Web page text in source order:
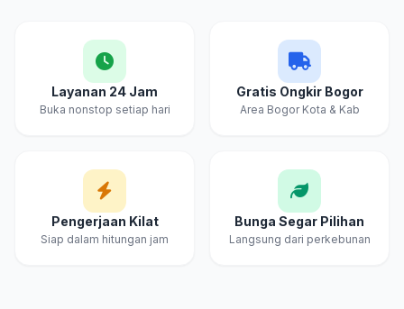
Layanan 24 Jam
Buka nonstop setiap hari
Gratis Ongkir Bogor
Area Bogor Kota & Kab
Pengerjaan Kilat
Siap dalam hitungan jam
Bunga Segar Pilihan
Langsung dari perkebunan